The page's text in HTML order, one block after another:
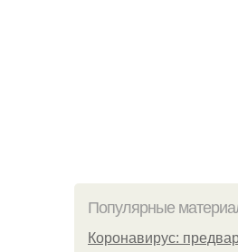
Популярные
Коронавирус: